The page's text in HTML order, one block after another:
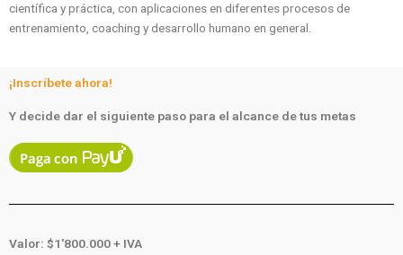
científica y práctica, con aplicaciones en diferentes procesos de
entrenamiento, coaching y desarrollo humano en general.
¡Inscríbete ahora!
Y decide dar el siguiente paso para el alcance de tus metas
Valor: $1'800.000 + IVA